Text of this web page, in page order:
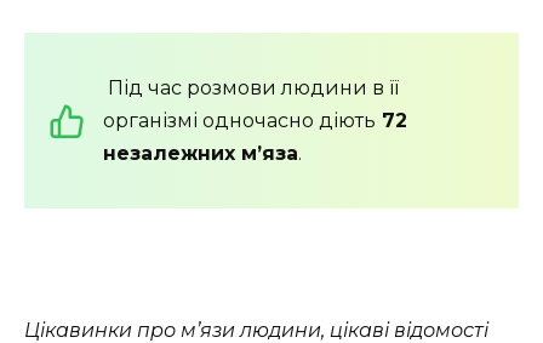
Під час розмови людини в її
організмі одночасно діють 72
незалежних м’яза.
Цікавинки про м’язи людини, цікаві відомості